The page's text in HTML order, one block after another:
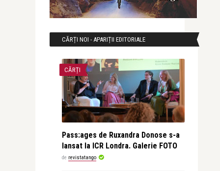
CĂRȚI NOI - APARIȚII EDITORIALE
CĂRȚI
Pass:ages de Ruxandra Donose s-a
lansat la ICR Londra. Galerie FOTO
de revistatango